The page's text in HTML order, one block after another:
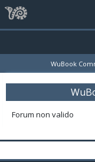
WuBook
Forum non valido